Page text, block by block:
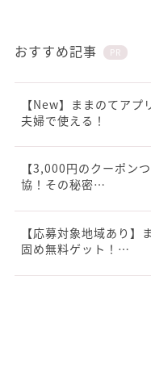
おすすめ記事 PR
【New】ままのてアプ
夫婦で使える！
【3,000円のクーポン
協！その秘密…
【応募対象地域あり】
固め無料ゲット！…